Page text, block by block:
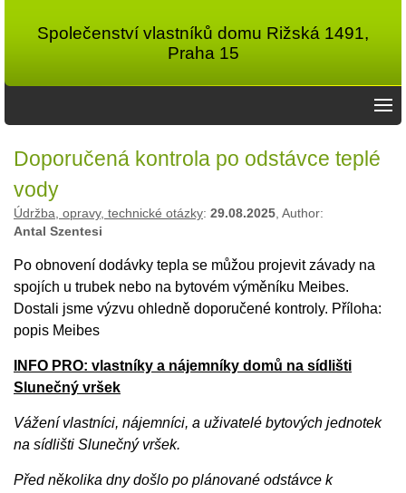
Společenství vlastníků domu Rižská 1491,
Praha 15
Doporučená kontrola po odstávce teplé
vody
Údržba, opravy, technické otázky: 29.08.2025, Author:
Antal Szentesi
Po obnovení dodávky tepla se můžou projevit závady na
spojích u trubek nebo na bytovém výměníku Meibes.
Dostali jsme výzvu ohledně doporučené kontroly. Příloha:
popis Meibes
INFO PRO: vlastníky a nájemníky domů na sídlišti
Slunečný vršek
Vážení vlastníci, nájemníci, a uživatelé bytových jednotek
na sídlišti Slunečný vršek.
Před několika dny došlo po plánované odstávce k